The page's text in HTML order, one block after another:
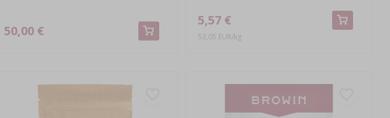
50,00 €
5,57 €
53,05 EUR/kg